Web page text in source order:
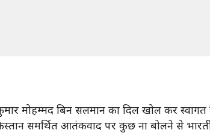
मोहम्मद बिन सलमान का दिल खोल कर
समर्थित आतंकवाद पर कुछ ना बोलने से